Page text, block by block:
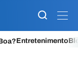
Entretenimento